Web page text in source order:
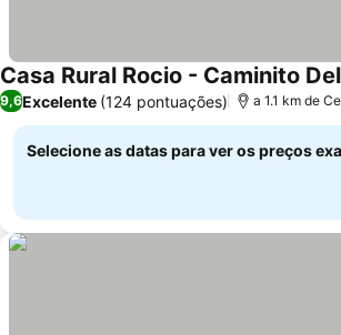
Casa Rural Rocio - Caminito
9,6Excelente (124 pontuações) a 1.1 km de
Selecione as datas para ver os preços